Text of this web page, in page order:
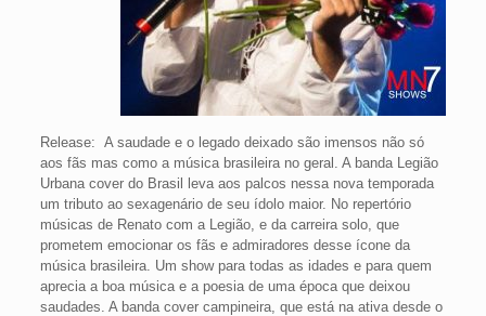
Release: A saudade e o legado deixado são imensos não só
aos fãs mas como a música brasileira no geral. A banda Legião
Urbana cover do Brasil leva aos palcos nessa nova temporada
um tributo ao sexagenário de seu ídolo maior. No repertório
músicas de Renato com a Legião, e da carreira solo, que
prometem emocionar os fãs e admiradores desse ícone da
música brasileira. Um show para todas as idades e para quem
aprecia a boa música e a poesia de uma época que deixou
saudades. A banda cover campineira, que está na ativa desde o